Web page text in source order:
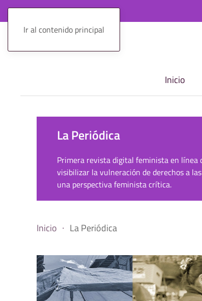
Ir al contenido principal
Inicio
La Periódica
Primera revista digital feminista en línea
visibilizar la vulneración de derechos a
una perspectiva feminista crítica.
Inicio La Periódica